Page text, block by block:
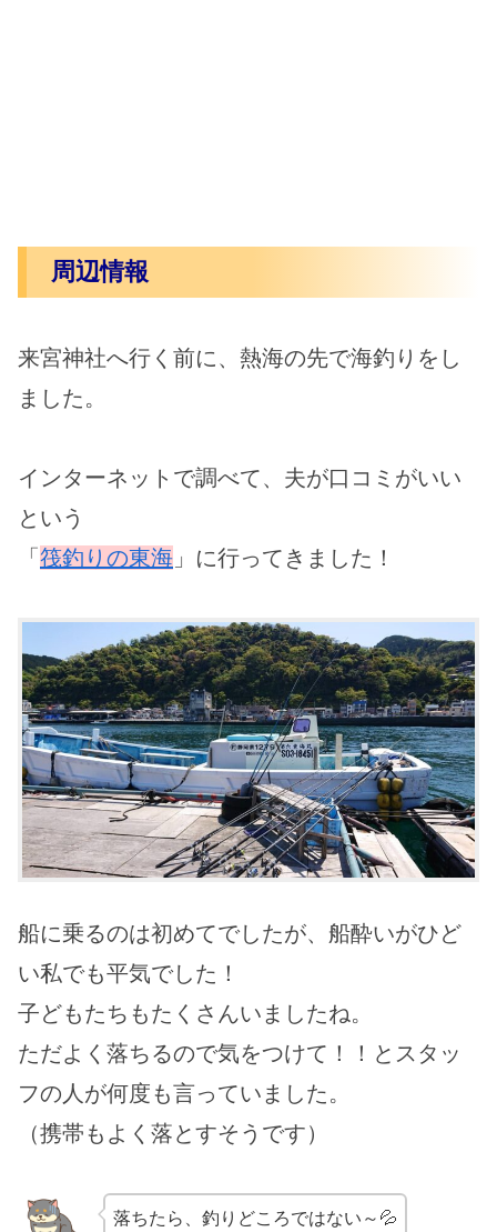
周辺情報
来宮神社へ行く前に、熱海の先で海釣りをし
ました。
インターネットで調べて、夫が口コミがいい
という
「 筏釣りの東海 」に行ってきました！
船に乗るのは初めてでしたが、船酔いがひど
い私でも平気でした！
子どもたちもたくさんいましたね。
ただよく落ちるので気をつけて！！とスタッ
フの人が何度も言っていました。
（携帯もよく落とすそうです）
落ちたら、釣りどころではない～💦